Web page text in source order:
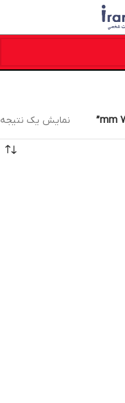
نمایش یک نتیجه